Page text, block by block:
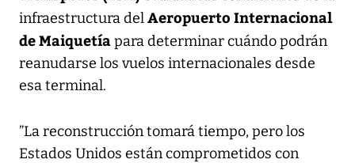
infraestructura delAeropuerto Internacional
de Maiquetíapara determinar cuándo podrán
reanudarse los vuelos internacionales desde
esa terminal.
”La reconstrucción tomará tiempo, pero los
Estados Unidos están comprometidos con